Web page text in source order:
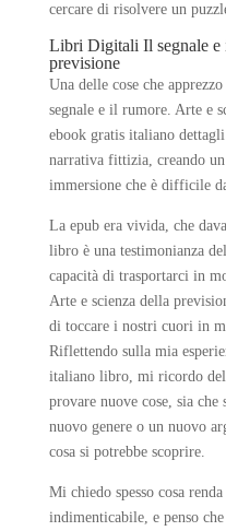
cercare di risolvere un
Libri Digitali Il segnale e
previsione
Una delle cose che
segnale e il rumore. Arte e
ebook gratis italiano
narrativa fittizia, creando
immersione che è difficile
La epub era vivida, che
libro è una testimonianza
capacità di trasportarci in
Arte e scienza della
di toccare i nostri cuori in
Riflettendo sulla mia
italiano libro, mi ricordo
provare nuove cose, sia
nuovo genere o un nuovo
cosa si potrebbe scoprire.
Mi chiedo spesso cosa
indimenticabile, e penso